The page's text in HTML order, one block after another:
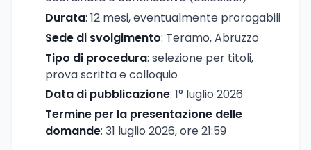
Durata: 12 mesi, eventualmente prorogabili
Sede di svolgimento: Teramo, Abruzzo
Tipo di procedura: selezione per titoli,
prova scritta e colloquio
Data di pubblicazione: 1° luglio 2026
Termine per la presentazione delle
domande: 31 luglio 2026, ore 21:59